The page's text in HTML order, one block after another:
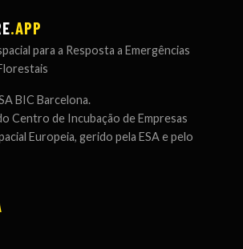
.APP
para a Resposta a Emergências
BIC Barcelona.
Centro de Incubação de Empresas
Europeia, gerido pela ESA e pelo